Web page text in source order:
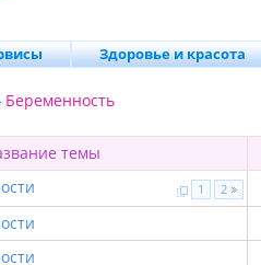
Здоровье и красота
Беременность
темы
1 2